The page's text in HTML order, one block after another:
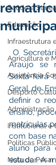
Saúde e
Educação
Infraestrutura
Agricultura e
Assistência
Desporto
Administração
Institucional e
Políticas
Nota de Pesar
O
Araújo se
Sexta-feira
Geral de
definir o
ensino,
matriculas
com base
aluno para
estudar. A